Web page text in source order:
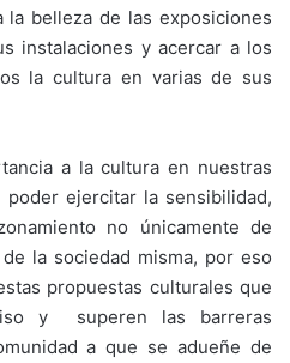
la belleza de las exposiciones
instalaciones y acercar a los
la cultura en varias de sus
a la cultura en nuestras
ejercitar la sensibilidad,
no únicamente de
la sociedad misma, por eso
propuestas culturales que
y superen las barreras
a que se adueñe de